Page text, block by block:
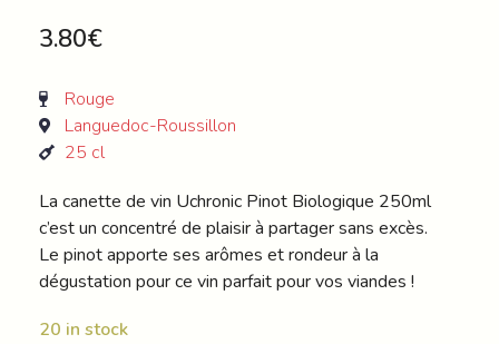
3.80€
Rouge
Languedoc-Roussillon
25 cl
La canette de vin Uchronic Pinot Biologique 250ml
c’est un concentré de plaisir à partager sans excès.
Le pinot apporte ses arômes et rondeur à la
dégustation pour ce vin parfait pour vos viandes !
20 in stock